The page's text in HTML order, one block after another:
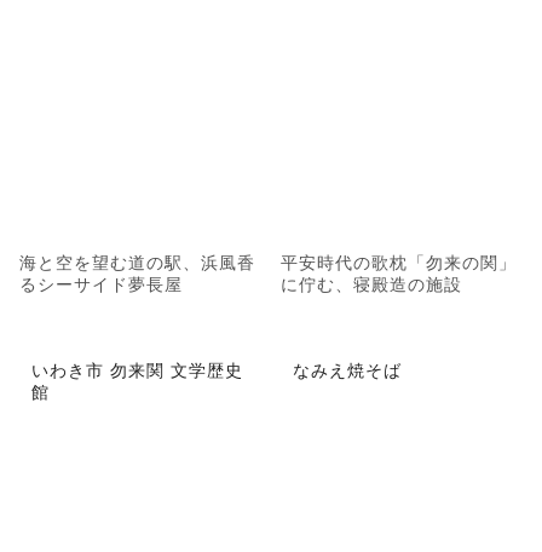
海と空を望む道の駅、浜風香
るシーサイド夢長屋
平安時代の歌枕「勿来の関」
に佇む、寝殿造の施設
いわき市 勿来関 文学歴史
館
なみえ焼そば